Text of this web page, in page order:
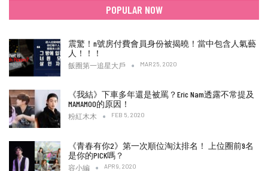
POPULAR NOW
震驚！n號房付費會員身份被揭曉！當中包含人氣藝
人！！！
飯圈第一追星大戶 MAR 25, 2020
《我結》下車多年還是被罵？Eric Nam透露不常提及
MAMAMOO的原因！
粉紅木木 FEB 5, 2020
《青春有你2》第一次順位淘汰排名！ 上位圈前9名
是你的PICK嗎？
容小編 APR 9, 2020